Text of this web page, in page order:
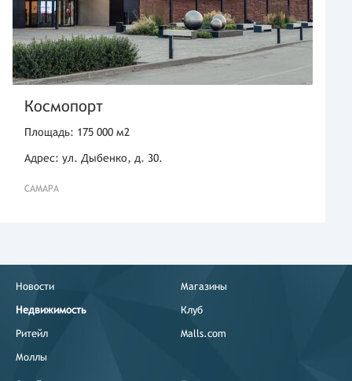
Космопорт
Площадь: 175 000 м2
Адрес: ул. Дыбенко, д. 30.
САМАРА
Новости
Недвижимость
Ритейл
Моллы
Магазины
Клуб
Malls.com